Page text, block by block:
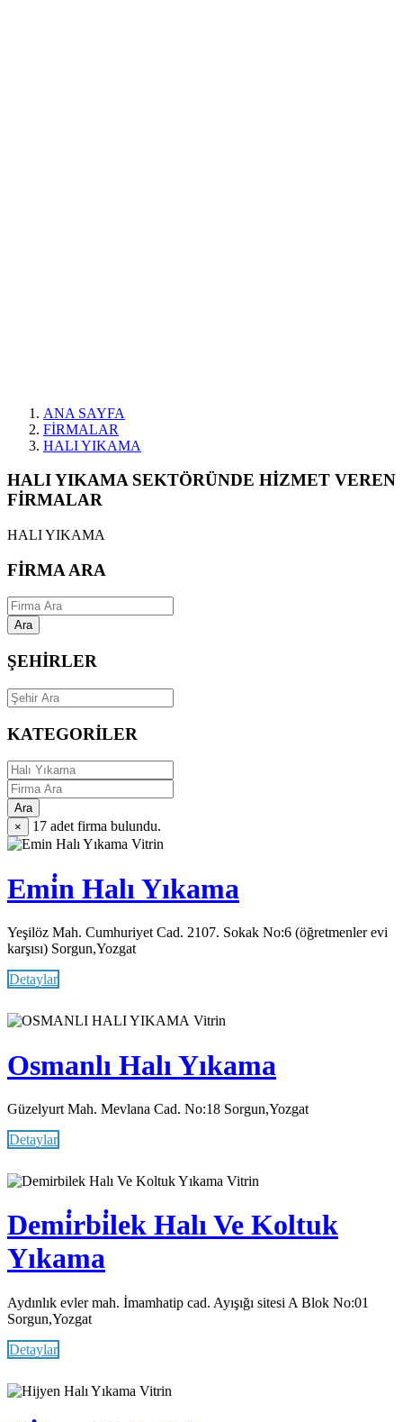
ANA SAYFA
FİRMALAR
HALI YIKAMA
HALI YIKAMA SEKTÖRÜNDE HİZMET VEREN
FİRMALAR
HALI YIKAMA
FİRMA ARA
Ara
ŞEHİRLER
KATEGORİLER
Ara
×
17 adet firma bulundu.
Vitrin
Emi̇n Halı Yıkama
Yeşilöz Mah. Cumhuriyet Cad. 2107. Sokak No:6 (öğretmenler evi
karşısı) Sorgun,Yozgat
Detaylar
Vitrin
Osmanlı Halı Yıkama
Güzelyurt Mah. Mevlana Cad. No:18 Sorgun,Yozgat
Detaylar
Vitrin
Demi̇rbi̇lek Halı Ve Koltuk
Yıkama
Aydınlık evler mah. İmamhatip cad. Ayışığı sitesi A Blok No:01
Sorgun,Yozgat
Detaylar
Vitrin